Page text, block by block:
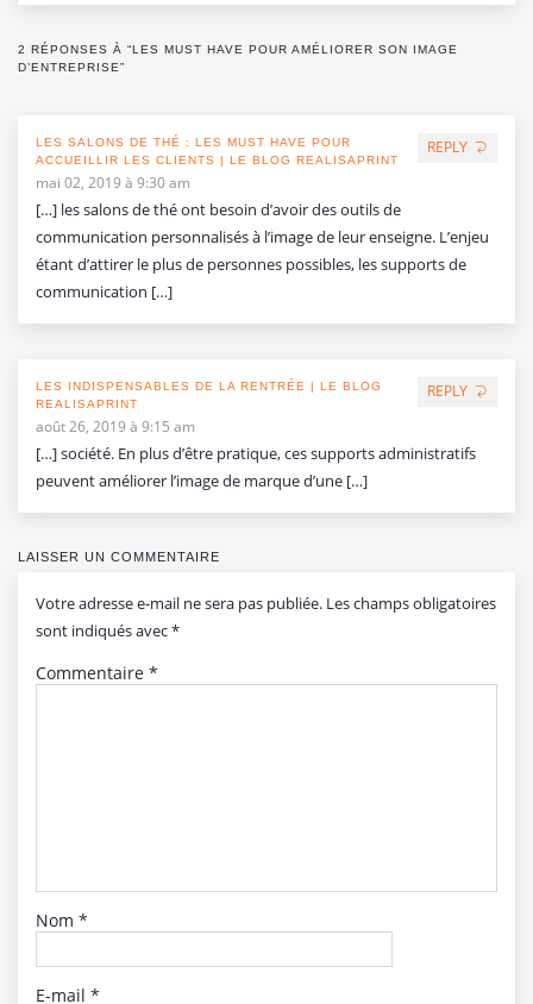
2 RÉPONSES À “LES MUST HAVE POUR AMÉLIORER SON IMAGE
D’ENTREPRISE”
REPLY
LES SALONS DE THÉ : LES MUST HAVE POUR
ACCUEILLIR LES CLIENTS | LE BLOG REALISAPRINT
mai 02, 2019 à 9:30 am
[…] les salons de thé ont besoin d’avoir des outils de
communication personnalisés à l’image de leur enseigne. L’enjeu
étant d’attirer le plus de personnes possibles, les supports de
communication […]
REPLY
LES INDISPENSABLES DE LA RENTRÉE | LE BLOG
REALISAPRINT
août 26, 2019 à 9:15 am
[…] société. En plus d’être pratique, ces supports administratifs
peuvent améliorer l’image de marque d’une […]
LAISSER UN COMMENTAIRE
Votre adresse e-mail ne sera pas publiée. Les champs obligatoires
sont indiqués avec*
Commentaire *
Nom *
E-mail *